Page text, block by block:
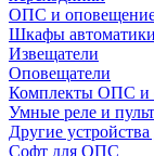
ОПС и
Шкафы автоматики
Извещатели
Оповещатели
Комплекты ОПС и
Умные реле и
Другие
Софт для ОПС